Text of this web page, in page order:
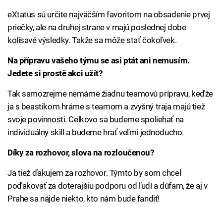
eXtatus sú určite najväčším favoritom na obsadenie prvej
priečky, ale na druhej strane v majú poslednej dobe
kolísavé výsledky. Takže sa môže stať čokoľvek.
Na přípravu vašeho týmu se asi ptát ani nemusím.
Jedete si prostě akci užít?
Tak samozrejme nemáme žiadnu teamovú prípravu, keďže
ja s beastikom hráme s teamom a zvyšný traja majú tiež
svoje povinnosti. Celkovo sa budeme spoliehať na
individuálny skill a budeme hrať veľmi jednoducho.
Díky za rozhovor, slova na rozloučenou?
Ja tiež ďakujem za rozhovor. Týmto by som chcel
poďakovať za doterajšiu podporu od ľudí a dúfam, že aj v
Prahe sa nájde niekto, kto nám bude fandiť!